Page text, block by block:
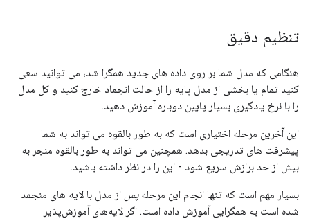
تنظیم دقیق
هنگامی که مدل شما بر روی داده های جدید همگرا شد، می توانید سعی
کنید تمام یا بخشی از مدل پایه را از حالت انجماد خارج کنید و کل مدل
را با نرخ یادگیری بسیار پایین دوباره آموزش دهید.
این آخرین مرحله اختیاری است که به طور بالقوه می تواند به شما
پیشرفت های تدریجی بدهد. همچنین می تواند به طور بالقوه منجر به
بیش از حد برازش سریع شود - این را در نظر داشته باشید.
بسیار مهم است که تنها انجام این مرحلهپس از مدل با لایه های منجمد
شده است به همگرایی آموزش داده است. اگر لایه‌های آموزش‌پذیر